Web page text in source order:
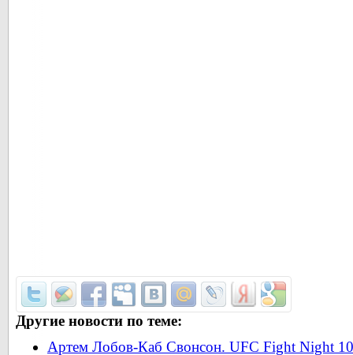
Другие новости по теме:
Артем Лобов-Каб Свонсон. UFC Fight Night